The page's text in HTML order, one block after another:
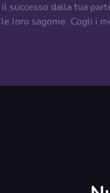
successo dalla tua
loro sagome. Cogli i